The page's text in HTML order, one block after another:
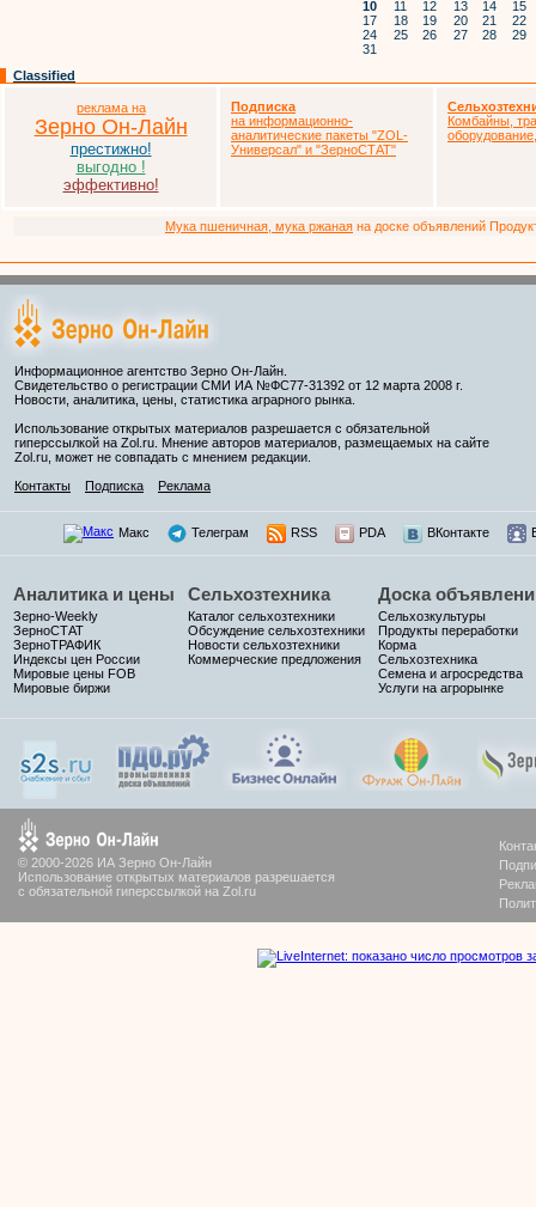
10
11 12 13 14 15
17
18 19 20 21 22
24
25 26 27 28 29
31
Classified
реклама на
Зерно Он-Лайн
престижно!
выгодно !
эффективно!
Подписка
на информационно-
аналитические пакеты "ZOL-
Универсал" и "ЗерноСТАТ"
Комбайны,
Мука пшеничная, мука ржаная на доске объявлений
Информационное агентство Зерно Он-Лайн.
Свидетельство о регистрации СМИ ИА №ФС77-31392 от 12 марта 2008 г.
Новости, аналитика, цены, статистика аграрного рынка.
Использование открытых материалов разрешается с обязательной
гиперссылкой на Zol.ru. Мнение авторов материалов, размещаемых на сайте
Zol.ru, может не совпадать с мнением редакции.
Контакты
Подписка Реклама
Макс Телеграм RSS PDA ВКонтакте
Аналитика и цены
Зерно-Weekly
ЗерноСТАТ
ЗерноТРАФИК
Индексы цен России
Мировые цены FOB
Мировые биржи
Сельхозтехника
Каталог сельхозтехники
Обсуждение сельхозтехники
Новости сельхозтехники
Коммерческие предложения
Доска
Сельхозкультуры
Продукты переработки
Корма
Сельхозтехника
Семена и агросредства
Услуги на агрорынке
© 2000-2026 ИА Зерно Он-Лайн
Использование открытых материалов разрешается
с обязательной гиперссылкой на Zol.ru